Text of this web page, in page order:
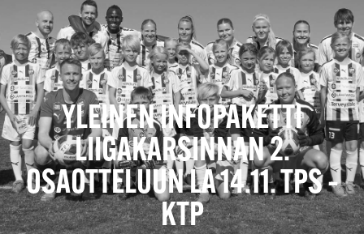
YLEINEN INFOPAKETTI
LIIGAKARSINNAN 2.
OSAOTTELUUN LA 14.11. TPS –
KTP